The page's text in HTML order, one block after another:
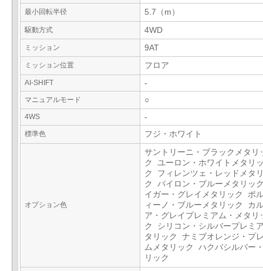
最小回転半径 5.7（m）
駆動方式 4WD
ミッション 9AT
ミッション位置 フロア
AI-SHIFT -
マニュアルモード ○
4WS -
標準色 フジ・ホワイト
オプション色
サントリーニ・ブラックメタリ
ク ユーロン・ホワイトメタリ
ク フィレンツェ・レッドメタ
ク バイロン・ブルーメタリッ
イガー・グレイメタリック ポ
ィーノ・ブルーメタリック カ
ア・グレイプレミアム・メタリ
ク シリコン・シルバープレミ
タリック ナミブオレンジ・プ
ムメタリック ハクバシルバー
リック